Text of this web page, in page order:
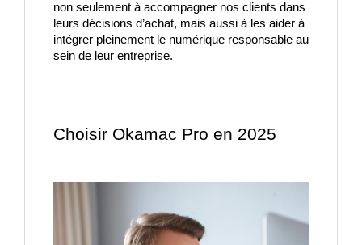
non seulement à accompagner nos clients dans
leurs décisions d’achat, mais aussi à les aider à
intégrer pleinement le numérique responsable au
sein de leur entreprise.
Choisir Okamac Pro en 2025